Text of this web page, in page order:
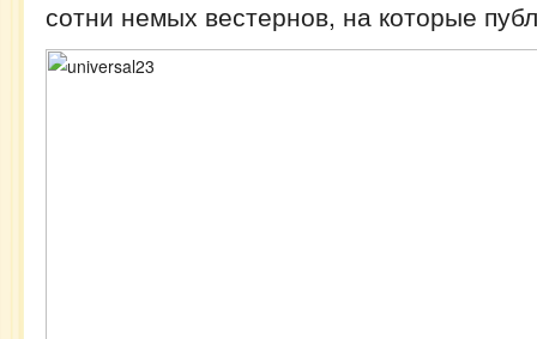
сотни немых вестернов, на которые